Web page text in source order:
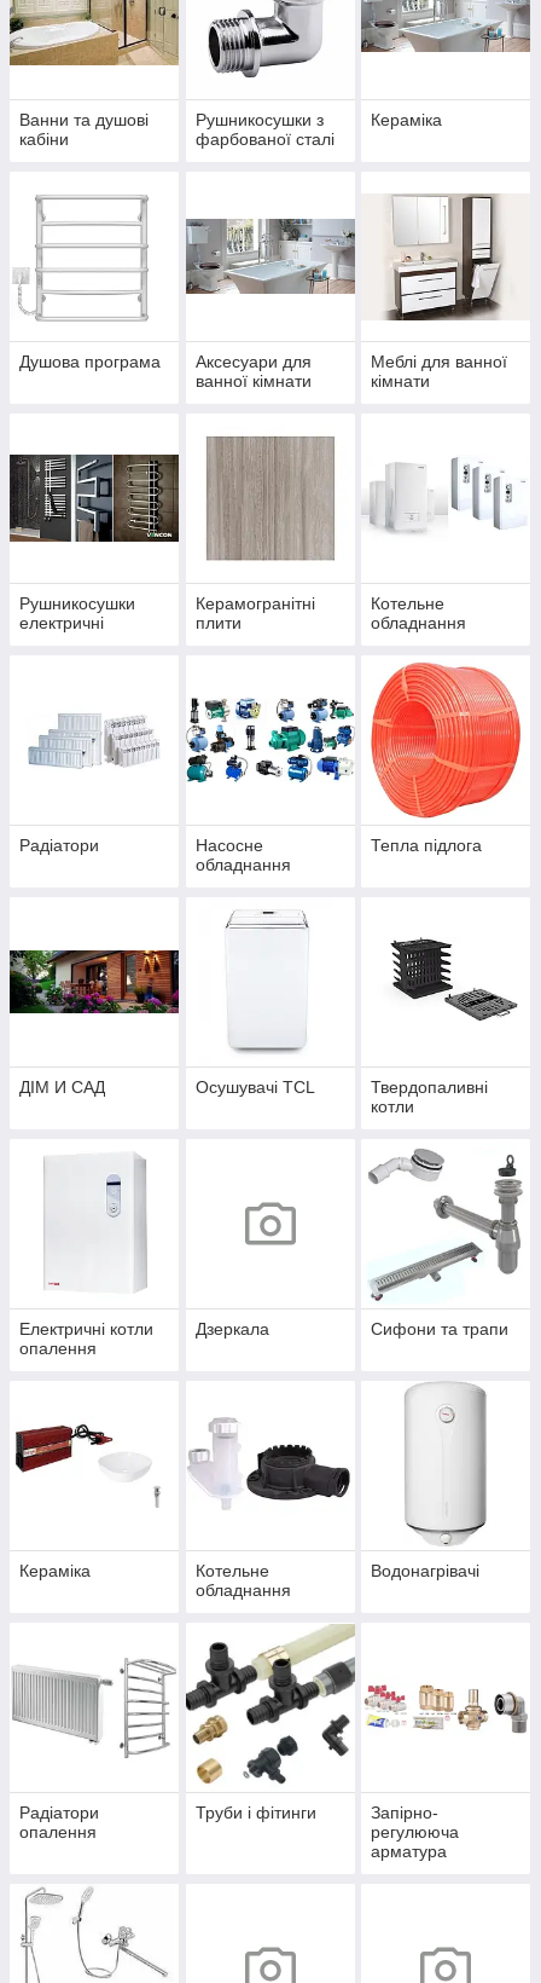
Ванни та душові
кабіни
Рушникосушки з
фарбованої сталі
Кераміка
Душова програма
Аксесуари для
ванної кімнати
Меблі для ванної
кімнати
Рушникосушки
електричні
Керамогранітні
плити
Котельне
обладнання
Радіатори
Насосне
обладнання
Тепла підлога
ДІМ И САД Осушувачі TCL
Твердопаливні
котли
Електричні котли
опалення
Дзеркала Сифони та трапи
Кераміка
Котельне
обладнання
Водонагрівачі
Радіатори
опалення
Труби і фітинги
Запірно-
регулююча
арматура